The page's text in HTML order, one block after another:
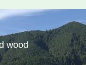
wood